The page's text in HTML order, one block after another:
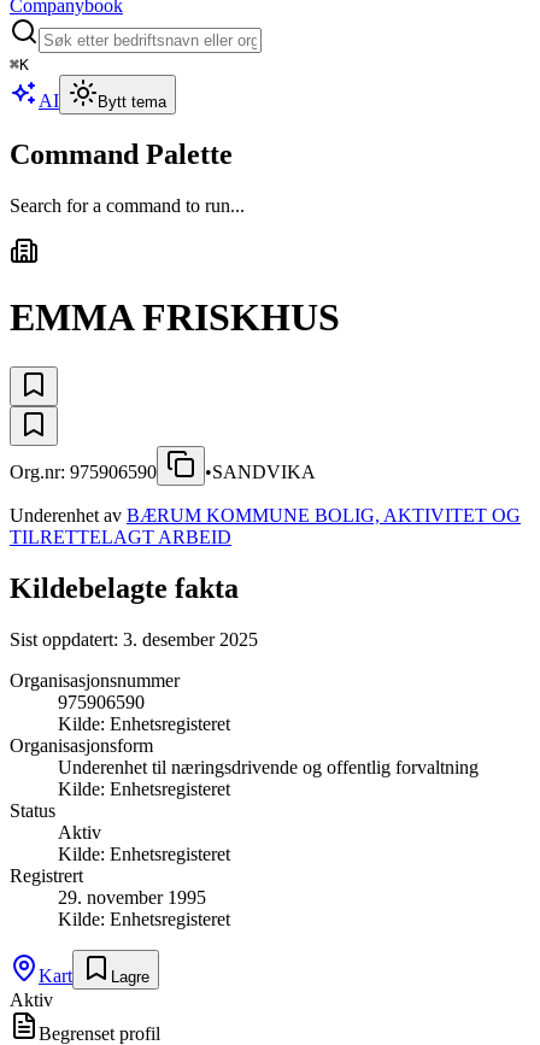
Companybook
⌘K
AI Bytt tema
Command Palette
Search for a command to run...
EMMA FRISKHUS
Org.nr: 975906590 •SANDVIKA
Underenhet av BÆRUM KOMMUNE BOLIG, AKTIVITET OG
TILRETTELAGT ARBEID
Kildebelagte fakta
Sist oppdatert: 3. desember 2025
Organisasjonsnummer
975906590
Kilde: Enhetsregisteret
Organisasjonsform
Underenhet til næringsdrivende og offentlig forvaltning
Kilde: Enhetsregisteret
Status
Aktiv
Kilde: Enhetsregisteret
Registrert
29. november 1995
Kilde: Enhetsregisteret
Kart Lagre
Aktiv
Begrenset profil